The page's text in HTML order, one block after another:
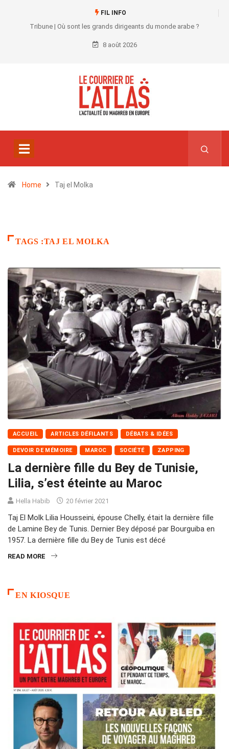
FIL INFO
Tribune | Où sont les grands dirigeants du monde arabe ?
8 août 2026
Home Taj el Molka
TAGS :TAJ EL MOLKA
ACCUEIL ARTICLES DÉFILANTS DÉBATS & IDÉES
DEVOIR DE MÉMOIRE MAROC SOCIÉTÉ ZAPPING
La dernière fille du Bey de Tunisie,
Lilia, s’est éteinte au Maroc
Hella Habib 20 février 2021
Taj El Molk Lilia Housseini, épouse Chelly, était la dernière fille
de Lamine Bey de Tunis. Dernier Bey déposé par Bourguiba en
1957. La dernière fille du Bey de Tunis est décé
READ MORE
EN KIOSQUE